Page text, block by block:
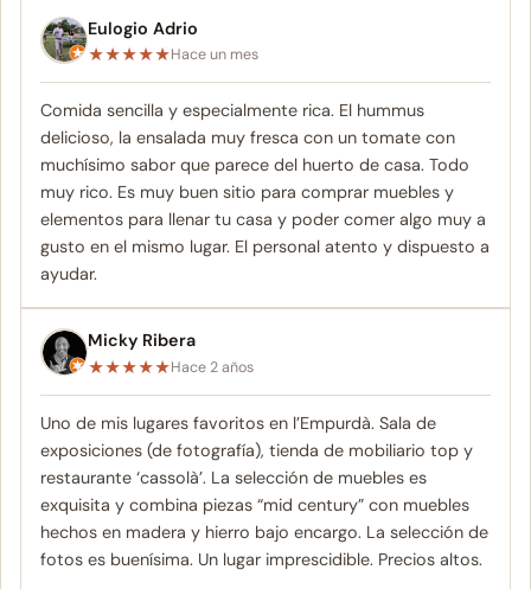
Eulogio Adrio
★★★★★Hace un mes
Comida sencilla y especialmente rica. El hummus
delicioso, la ensalada muy fresca con un tomate con
muchísimo sabor que parece del huerto de casa. Todo
muy rico. Es muy buen sitio para comprar muebles y
elementos para llenar tu casa y poder comer algo muy a
gusto en el mismo lugar. El personal atento y dispuesto a
ayudar.
Micky Ribera
★★★★★Hace 2 años
Uno de mis lugares favoritos en l’Empurdà. Sala de
exposiciones (de fotografía), tienda de mobiliario top y
restaurante ‘cassolà’. La selección de muebles es
exquisita y combina piezas “mid century” con muebles
hechos en madera y hierro bajo encargo. La selección de
fotos es buenísima. Un lugar imprescidible. Precios altos.